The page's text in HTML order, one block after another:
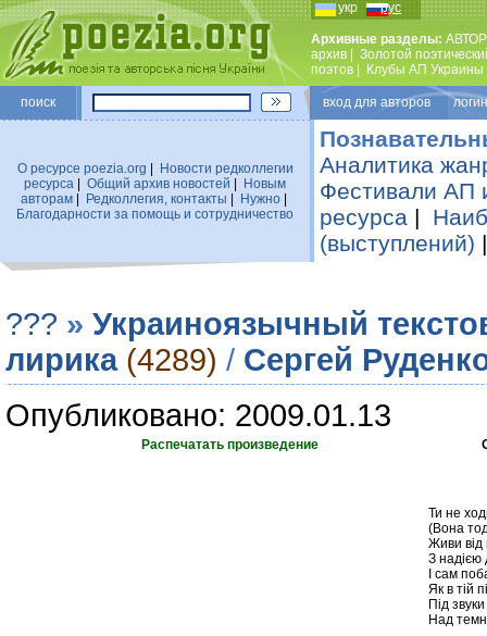
укр рус
Архивные разделы:
архив
Золотой
поэтов
Клубы АП Украины
поиск вход для авторов
О ресурсе poezia.org
Новости редколлегии
ресурса
Общий архив новостей
Новым
авторам| Редколлегия, контакты Нужно|
Благодарности за помощь и сотрудничество
Аналитика
Фестивали АП
ресурса |
(выступлений)
??? » Украиноязычный
лирика (4289) / Сергей
Опубликовано: 2009.01.13
Распечатать произведение
Ти не
(Вона
Живи від
З надією
І сам
Як в тій
Під
Над